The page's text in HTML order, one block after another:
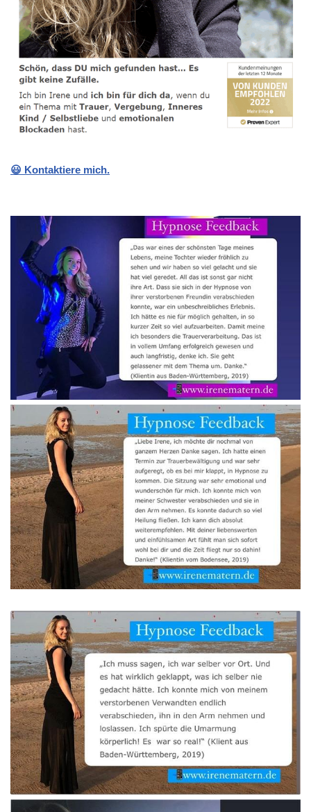
😃 Kontaktiere mich.